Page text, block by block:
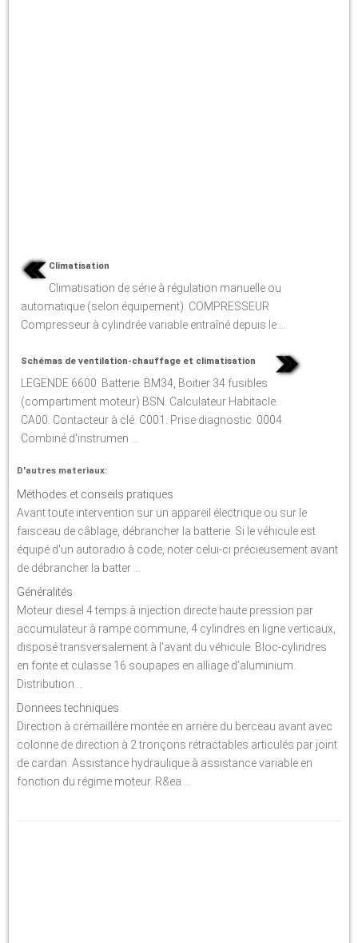
Climatisation
Climatisation de série à régulation manuelle ou
automatique (selon équipement). COMPRESSEUR
Compresseur à cylindrée variable entraîné depuis le ...
Schémas de ventilation-chauffage et climatisation
LEGENDE 6600. Batterie. BM34, Boitier 34 fusibles
(compartiment moteur) BSN. Calculateur Habitacle.
CA00. Contacteur à clé. C001. Prise diagnostic. 0004.
Combiné d'instrumen ...
D'autres materiaux:
Méthodes et conseils pratiques
Avant toute intervention sur un appareil électrique ou sur le
faisceau de câblage, débrancher la batterie. Si le véhicule est
équipé d'un autoradio à code, noter celui-ci précieusement avant
de débrancher la batter ...
Généralités
Moteur diesel 4 temps à injection directe haute pression par
accumulateur à rampe commune, 4 cylindres en ligne verticaux,
disposé transversalement à l'avant du véhicule. Bloc-cylindres
en fonte et culasse 16 soupapes en alliage d'aluminium.
Distribution ...
Donnees techniques
Direction à crémaillère montée en arrière du berceau avant avec
colonne de direction à 2 tronçons rétractables articulés par joint
de cardan. Assistance hydraulique à assistance variable en
fonction du régime moteur. R&ea ...